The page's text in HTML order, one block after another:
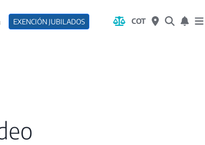
EXENCIÓN JUBILADOS COT